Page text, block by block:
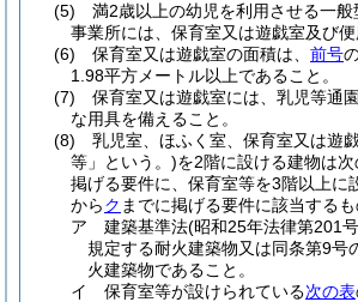
(5)
満2歳以上の幼児を利用させる一
事業所には、保育室又は遊戯室及び便
(6)
保育室又は遊戯室の面積は、 前号
1.98平方メートル以上であること。
(7)
保育室又は遊戯室には、乳児等通
な用具を備えること。
(8)
乳児室、ほふく室、保育室又は遊
等」という。)を2階に設ける建物は次
掲げる要件に、保育室等を3階以上に
からク までに掲げる要件に該当するも
ア
建築基準法(昭和25年法律第201
規定する耐火建築物又は同条第9号
火建築物であること。
イ
保育室等が設けられている次の表